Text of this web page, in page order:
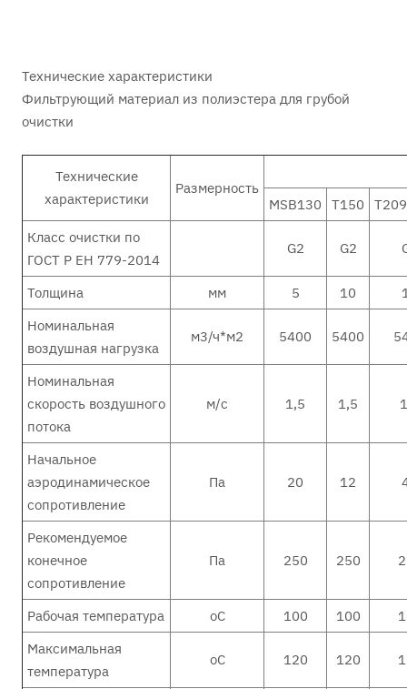
Технические характеристики
Фильтрующий материал из полиэстера для грубой
очистки
Технические
характеристики
Размерность
MSB130
T150
Класс очистки по
ГОСТ Р ЕН 779-2014
G2 G2
Толщина мм 5 10
Номинальная
воздушная нагрузка
м3/ч*м2 5400 5400
Номинальная
скорость воздушного
потока
м/с 1,5 1,5
Начальное
аэродинамическое
сопротивление
Па 20 12
Рекомендуемое
конечное
сопротивление
Па 250 250
Рабочая температура оС 100 100
Максимальная
температура
оС 120 120